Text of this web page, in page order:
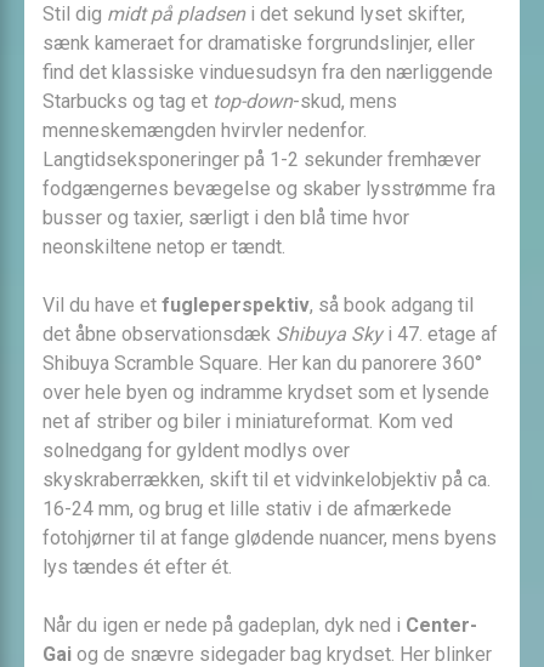
Stil dig midt på pladseni det sekund lyset skifter,
sænk kameraet for dramatiske forgrundslinjer, eller
find det klassiske vinduesudsyn fra den nærliggende
Starbucks og tag et top-down-skud, mens
menneskemængden hvirvler nedenfor.
Langtidseksponeringer på 1-2 sekunder fremhæver
fodgængernes bevægelse og skaber lysstrømme fra
busser og taxier, særligt i den blå time hvor
neonskiltene netop er tændt.
Vil du have et fugleperspektiv, så book adgang til
det åbne observationsdæk Shibuya Skyi 47. etage af
Shibuya Scramble Square. Her kan du panorere 360°
over hele byen og indramme krydset som et lysende
net af striber og biler i miniatureformat. Kom ved
solnedgang for gyldent modlys over
skyskraberrækken, skift til et vidvinkelobjektiv på ca.
16-24 mm, og brug et lille stativ i de afmærkede
fotohjørner til at fange glødende nuancer, mens byens
lys tændes ét efter ét.
Når du igen er nede på gadeplan, dyk ned i Center-
Gai og de snævre sidegader bag krydset. Her blinker